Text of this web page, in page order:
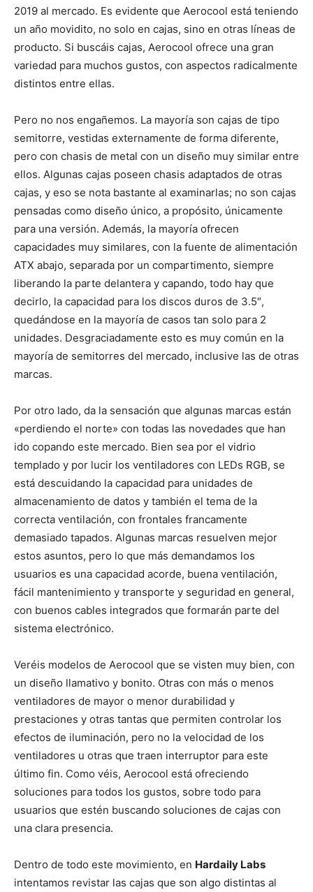
2019 al mercado. Es evidente que Aerocool está teniendo
un año movidito, no solo en cajas, sino en otras líneas de
producto. Si buscáis cajas, Aerocool ofrece una gran
variedad para muchos gustos, con aspectos radicalmente
distintos entre ellas.
Pero no nos engañemos. La mayoría son cajas de tipo
semitorre, vestidas externamente de forma diferente,
pero con chasis de metal con un diseño muy similar entre
ellos. Algunas cajas poseen chasis adaptados de otras
cajas, y eso se nota bastante al examinarlas; no son cajas
pensadas como diseño único, a propósito, únicamente
para una versión. Además, la mayoría ofrecen
capacidades muy similares, con la fuente de alimentación
ATX abajo, separada por un compartimento, siempre
liberando la parte delantera y capando, todo hay que
decirlo, la capacidad para los discos duros de 3.5″,
quedándose en la mayoría de casos tan solo para 2
unidades. Desgraciadamente esto es muy común en la
mayoría de semitorres del mercado, inclusive las de otras
marcas.
Por otro lado, da la sensación que algunas marcas están
«perdiendo el norte» con todas las novedades que han
ido copando este mercado. Bien sea por el vidrio
templado y por lucir los ventiladores con LEDs RGB, se
está descuidando la capacidad para unidades de
almacenamiento de datos y también el tema de la
correcta ventilación, con frontales francamente
demasiado tapados. Algunas marcas resuelven mejor
estos asuntos, pero lo que más demandamos los
usuarios es una capacidad acorde, buena ventilación,
fácil mantenimiento y transporte y seguridad en general,
con buenos cables integrados que formarán parte del
sistema electrónico.
Veréis modelos de Aerocool que se visten muy bien, con
un diseño llamativo y bonito. Otras con más o menos
ventiladores de mayor o menor durabilidad y
prestaciones y otras tantas que permiten controlar los
efectos de iluminación, pero no la velocidad de los
ventiladores u otras que traen interruptor para este
último fin. Como véis, Aerocool está ofreciendo
soluciones para todos los gustos, sobre todo para
usuarios que estén buscando soluciones de cajas con
una clara presencia.
Dentro de todo este movimiento, en Hardaily Labs
intentamos revistar las cajas que son algo distintas al